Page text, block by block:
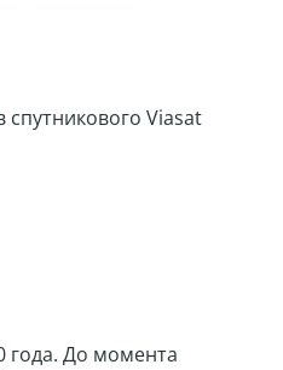
Viasat
года. До момента